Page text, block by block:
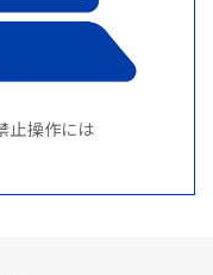
止操作には